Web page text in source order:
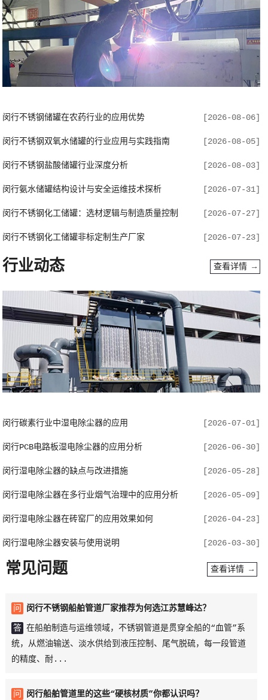
闵行不锈钢储罐在农药行业的应用优势 [2026-08-06]
闵行不锈钢双氧水储罐的行业应用与实践指南 [2026-08-05]
闵行不锈钢盐酸储罐行业深度分析 [2026-08-03]
闵行氨水储罐结构设计与安全运维技术探析 [2026-07-31]
闵行不锈钢化工储罐：选材逻辑与制造质量控制 [2026-07-27]
闵行不锈钢化工储罐非标定制生产厂家 [2026-07-23]
查看详情 →
行业动态
闵行碳素行业中湿电除尘器的应用 [2026-07-01]
闵行PCB电路板湿电除尘器的应用分析 [2026-06-30]
闵行湿电除尘器的缺点与改进措施 [2026-05-28]
闵行湿电除尘器在多行业烟气治理中的应用分析 [2026-05-09]
闵行湿电除尘器在砖窑厂的应用效果如何 [2026-04-23]
闵行湿电除尘器安装与使用说明 [2026-03-30]
查看详情 →
常见问题
问 闵行不锈钢船舶管道厂家推荐为何选江苏慧峰达？
答 在船舶制造与运维领域，不锈钢管道是贯穿全船的“血管”系
统，从燃油输送、淡水供给到液压控制、尾气脱硫，每一段管道
的精度、耐...
问 闵行船舶管道里的这些“硬核材质”你都认识吗？